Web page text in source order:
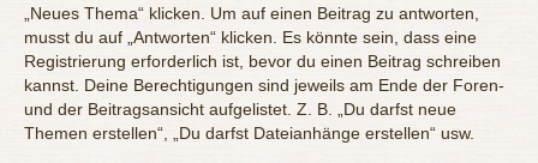
„Neues Thema“ klicken. Um auf einen Beitrag zu antworten,
musst du auf „Antworten“ klicken. Es könnte sein, dass eine
Registrierung erforderlich ist, bevor du einen Beitrag schreiben
kannst. Deine Berechtigungen sind jeweils am Ende der Foren-
und der Beitragsansicht aufgelistet. Z. B. „Du darfst neue
Themen erstellen“, „Du darfst Dateianhänge erstellen“ usw.